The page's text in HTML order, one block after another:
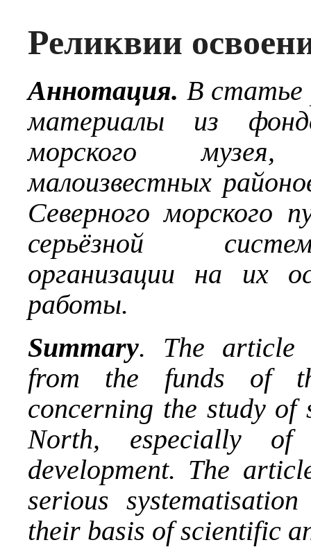
Реликвии
Аннотация. В статье
материалы из
морского музея,
малоизвестных
Северного морского
серьёзной
организации на их
работы.
Summary. The article
from the funds of
concerning the study
North, especially
development. The
serious
their basis of scientific